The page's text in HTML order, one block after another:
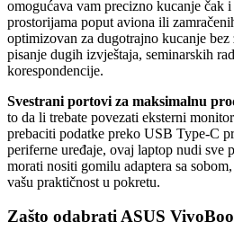
omogućava vam precizno kucanje čak
prostorijama poput aviona ili
optimizovan za dugotrajno kucanje
pisanje dugih izvještaja, seminarskih
korespondencije.
Svestrani portovi za maksimalnu
to da li trebate povezati eksterni
prebaciti podatke preko USB Type-C
periferne uređaje, ovaj laptop nudi sve
morati nositi gomilu adaptera sa
vašu praktičnost u pokretu.
Zašto odabrati ASUS